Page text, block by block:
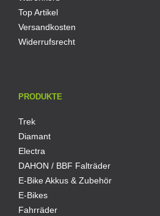
Top Artikel
Versandkosten
Widerrufsrecht
PRODUKTE
Trek
Diamant
Electra
DAHON / BBF Falträder
E-Bike Akkus & Zubehör
E-Bikes
Fahrräder